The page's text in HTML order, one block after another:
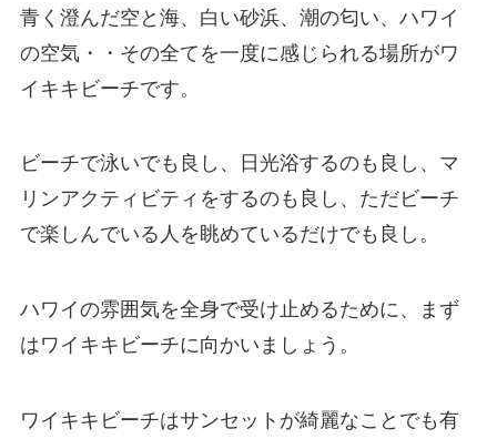
青く澄んだ空と海、白い砂浜、潮の匂い、ハワイ
の空気・・その全てを一度に感じられる場所がワ
イキキビーチです。
ビーチで泳いでも良し、日光浴するのも良し、マ
リンアクティビティをするのも良し、ただビーチ
で楽しんでいる人を眺めているだけでも良し。
ハワイの雰囲気を全身で受け止めるために、まず
はワイキキビーチに向かいましょう。
ワイキキビーチはサンセットが綺麗なことでも有